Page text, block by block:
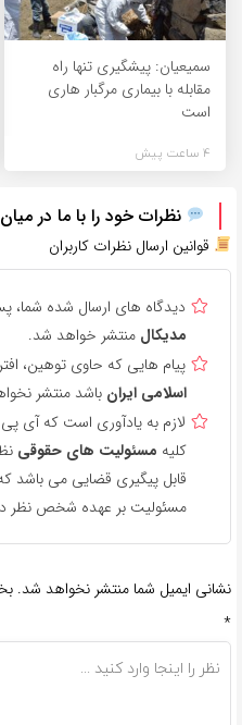
سمیعیان: پیشگیری تنها راه
مقابله با بیماری مرگبار هاری
است
4 ساعت پیش
نظرات خود را با ما در
قوانین ارسال نظرات کاربران
دیدگاه های ارسال شده شما،
مدیکال منتشر خواهد شد.
پیام هایی که حاوی توهین،
اسلامی ایران باشد منتشر
لازم به یادآوری است که
کلیه مسئولیت های حقوقی
قابل پیگیری قضایی می باشد
مسئولیت بر عهده شخص نظر
نشانی ایمیل شما منتشر نخواهد شد.
*